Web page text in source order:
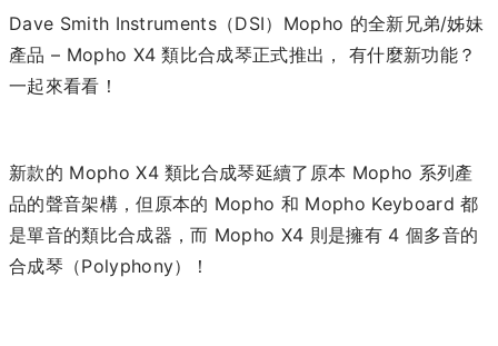
Dave Smith Instruments（DSI）Mopho 的全新兄弟/姊妹
產品 – Mopho X4 類比合成琴正式推出， 有什麼新功能？
一起來看看！
新款的 Mopho X4 類比合成琴延續了原本 Mopho 系列產
品的聲音架構，但原本的 Mopho 和 Mopho Keyboard 都
是單音的類比合成器，而 Mopho X4 則是擁有 4 個多音的
合成琴（Polyphony）！